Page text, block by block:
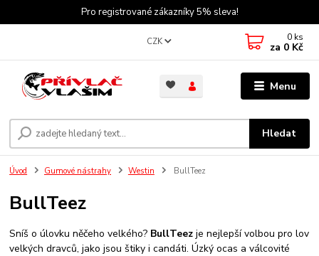
Pro registrované zákazníky 5% sleva!
Menu
CZK
Hledat
0 ks
za 0 Kč
Úvod Gumové nástrahy Westin BullTeez
BullTeez
Sníš o úlovku něčeho velkého? BullTeez je nejlepší volbou pro lov
velkých dravců, jako jsou štiky i candáti. Úzký ocas a válcovité